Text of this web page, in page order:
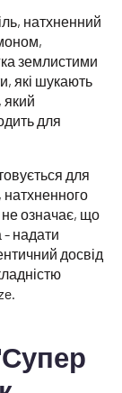
натхненний
землистими
які шукають
для
для
натхненного
означає, що
- надати
досвід